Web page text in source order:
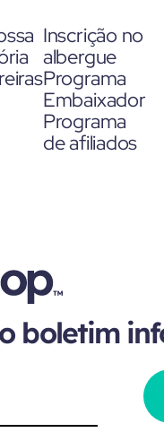
Inscrição no
albergue
Programa
Embaixador
Programa
de afiliados
boletim